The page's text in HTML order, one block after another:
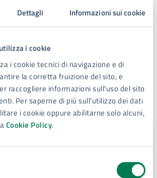
Dettagli Informazioni sui cookie
i cookie
i cookie tecnici di navigazione e di
la corretta fruizione del sito, e
raccogliere informazioni sull'uso del sito
Per saperne di più sull'utilizzo dei dati
i cookie oppure abilitarne solo alcuni,
Cookie Policy.
dettagli di scadenze, requisiti e altre
leggi i termini e le condizioni
condizioni di servizio (PDF)